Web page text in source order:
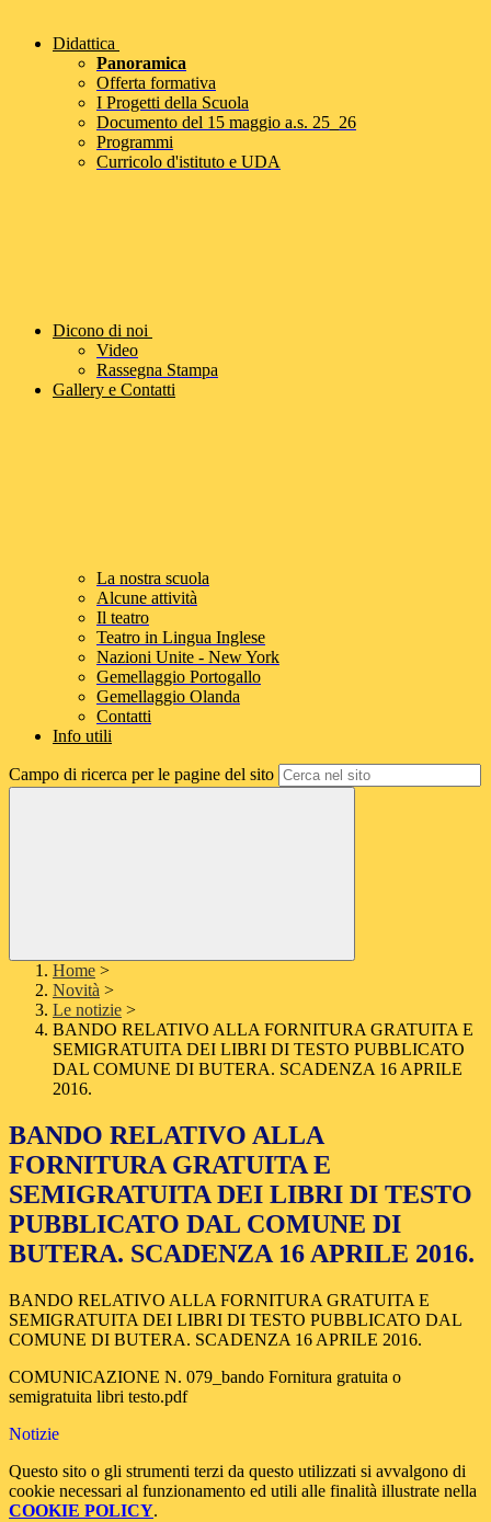
Didattica
Panoramica
Offerta formativa
I Progetti della Scuola
Documento del 15 maggio a.s. 25_26
Programmi
Curricolo d'istituto e UDA
Dicono di noi
Video
Rassegna Stampa
Gallery e Contatti
La nostra scuola
Alcune attività
Il teatro
Teatro in Lingua Inglese
Nazioni Unite - New York
Gemellaggio Portogallo
Gemellaggio Olanda
Contatti
Info utili
Campo di ricerca per le pagine del sito
Home >
Novità >
Le notizie >
BANDO RELATIVO ALLA FORNITURA GRATUITA E
SEMIGRATUITA DEI LIBRI DI TESTO PUBBLICATO
DAL COMUNE DI BUTERA. SCADENZA 16 APRILE
2016.
BANDO RELATIVO ALLA
FORNITURA GRATUITA E
SEMIGRATUITA DEI LIBRI DI TESTO
PUBBLICATO DAL COMUNE DI
BUTERA. SCADENZA 16 APRILE 2016.
BANDO RELATIVO ALLA FORNITURA GRATUITA E
SEMIGRATUITA DEI LIBRI DI TESTO PUBBLICATO DAL
COMUNE DI BUTERA. SCADENZA 16 APRILE 2016.
COMUNICAZIONE N. 079_bando Fornitura gratuita o
semigratuita libri testo.pdf
Notizie
Questo sito o gli strumenti terzi da questo utilizzati si avvalgono di
cookie necessari al funzionamento ed utili alle finalità illustrate nella
COOKIE POLICY.